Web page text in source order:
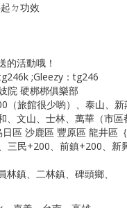
ㄉ功效
活動哦！
;Gleezy：tg246
硬梆梆俱樂部
（旅館很少喲）、泰山、
文山、士林、萬華（市區
區 沙鹿區 豐原區 龍井區
三民+200、前鎮+200、
鎮、二林鎮、碑頭鄉、